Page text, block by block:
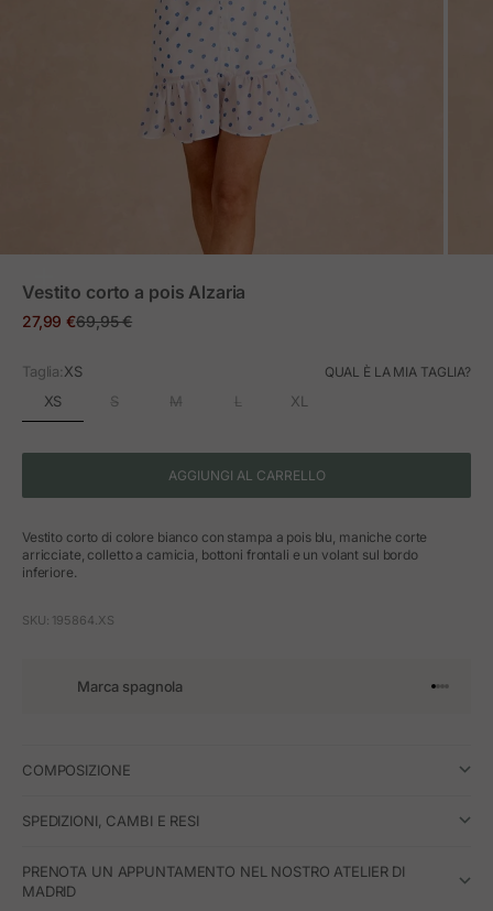
Vestito corto a pois Alzaria
Prezzo in offerta
27,99 €Prezzo normale
69,95 €
Taglia:XS QUAL È LA MIA TAGLIA?
XS S M L XL
AGGIUNGI AL CARRELLO
Vestito corto di colore bianco con stampa a pois blu, maniche corte
arricciate, colletto a camicia, bottoni frontali e un volant sul bordo
inferiore.
SKU: 195864.XS
Marca spagnola Vai
Vai
Vai
Vai
COMPOSIZIONE
SPEDIZIONI, CAMBI E RESI
PRENOTA UN APPUNTAMENTO NEL NOSTRO ATELIER DI
MADRID